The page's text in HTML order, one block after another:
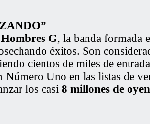
Hombres G, la banda formada
éxitos. Son
cientos de miles de
Uno en las listas de
los casi 8 millones de